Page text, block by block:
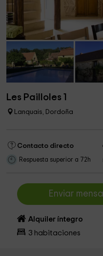
Les Pailloles 1
Lanquais, Dordoña
Contacto directo
Respuesta superior a 72h
Enviar
Alquiler íntegro
3 habitaciones